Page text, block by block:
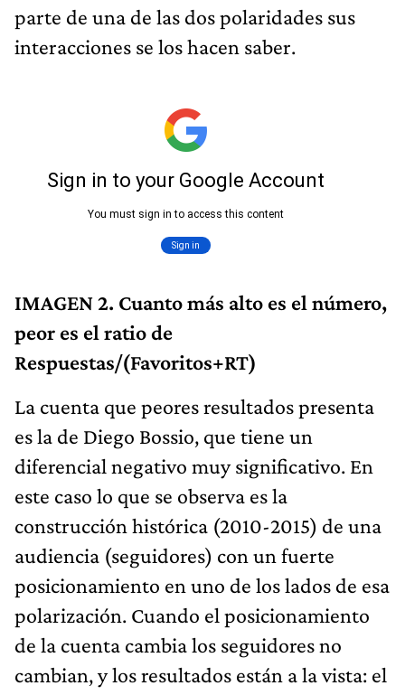
parte de una de las dos polaridades sus
interacciones se los hacen saber.
IMAGEN 2. Cuanto más alto es el número,
peor es el ratio de
Respuestas/(Favoritos+RT)
La cuenta que peores resultados presenta
es la de Diego Bossio, que tiene un
diferencial negativo muy significativo. En
este caso lo que se observa es la
construcción histórica (2010-2015) de una
audiencia (seguidores) con un fuerte
posicionamiento en uno de los lados de esa
polarización. Cuando el posicionamiento
de la cuenta cambia los seguidores no
cambian, y los resultados están a la vista: el